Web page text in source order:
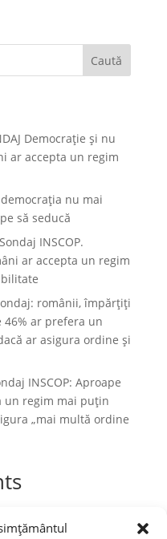
Caută
Democrație și nu
ar accepta un regim
democraţia nu mai
să seducă
INSCOP.
ar accepta un regim
românii, împărțiți
ar prefera un
ar asigura ordine și
INSCOP: Aproape
un regim mai puțin
„mai multă ordine